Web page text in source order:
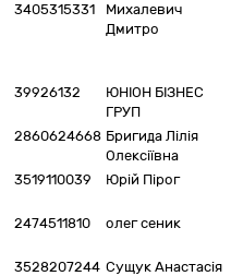
3405315331
Михалевич
Дмитро
39926132
ЮНІОН БІЗНЕС
ГРУП
2860624668 Бригида Лілія
Олексіївна
3519110039 Юрій Пірог
2474511810 олег сеник
3528207244 Сущук Анастасія